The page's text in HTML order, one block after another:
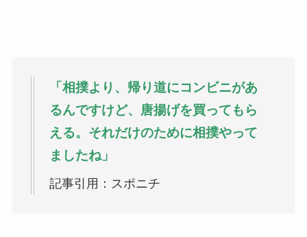
「相撲より、帰り道にコンビニがあ
るんですけど、唐揚げを買ってもら
える。それだけのために相撲やって
ましたね」
記事引用：スポニチ